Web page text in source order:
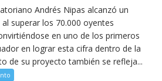
Andrés Nipas alcanzó un
superar los 70.000 oyentes
en uno de los primeros
en lograr esta cifra dentro de la
de su proyecto también se refleja...